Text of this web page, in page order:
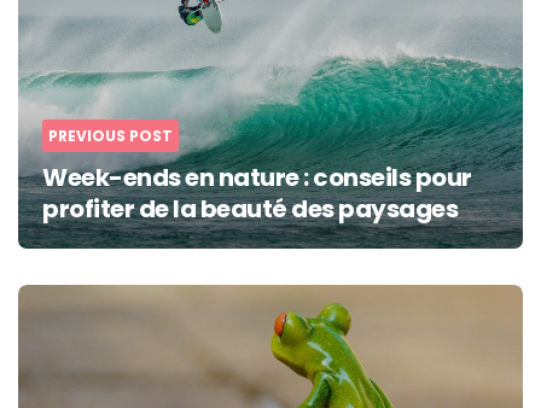
PREVIOUS POST
Week-ends en nature : conseils pour
profiter de la beauté des paysages